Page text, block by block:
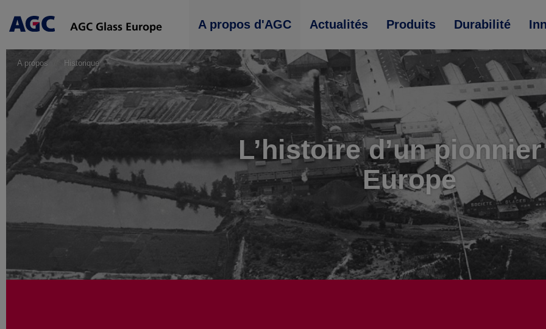
Main
A propos d'AGC Actualités Produits Durabilité
A propos Historique
L’histoire d’un
Europe